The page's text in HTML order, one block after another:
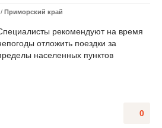
/ Приморский край
рекомендуют на время
отложить поездки за
населенных пунктов
0